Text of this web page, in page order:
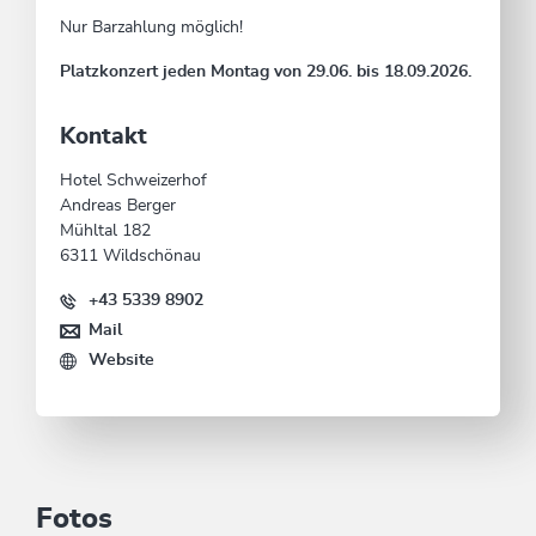
Fotos
Nur Barzahlung möglich!
Platzkonzert jeden Montag von 29.06. bis 18.09.2026.
Kontakt
Hotel Schweizerhof
Andreas Berger
Mühltal 182
6311 Wildschönau
+43 5339 8902
Mail
Website